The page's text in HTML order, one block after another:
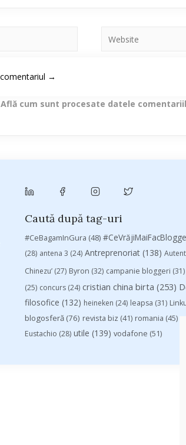
Află cum sunt procesate datele
Caută după tag-uri
#CeBagamInGura (48)
(28) antena 3 (24) Antreprenoriat (138)
Chinezu’ (27) Byron (32) campanie bloggeri (31)
(25) concurs (24) cristian china birta (253)
filosofice (132) heineken (24) leapsa (31)
blogosferă (76) revista biz (41) romania (45)
Eustachio (28) utile (139) vodafone (51)